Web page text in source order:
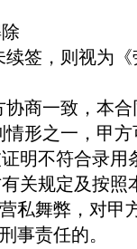
续签，则视为
商一致，本合
形之一，甲方
明不符合录用
关规定及按
私舞弊，对甲
事责任的。